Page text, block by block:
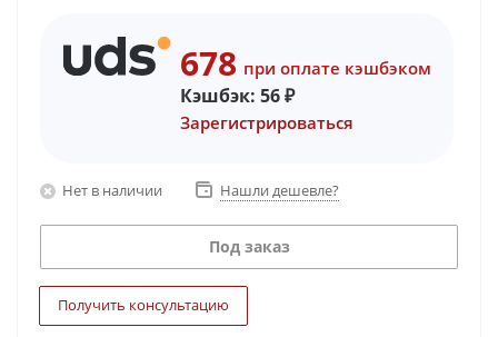
678 при оплате кэшбэком
Кэшбэк: 56₽
Зарегистрироваться
Нет в наличии Нашли дешевле?
Под заказ
Получить консультацию